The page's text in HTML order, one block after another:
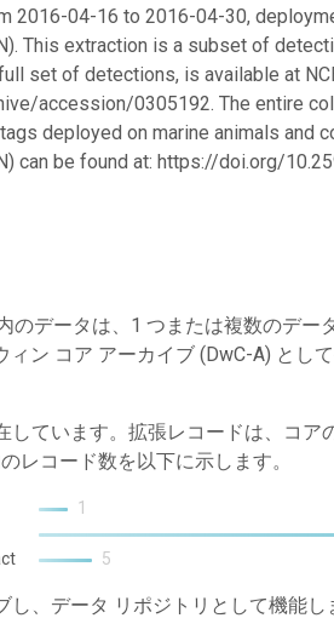
2016-04-16 to 2016-04-30,
This extraction is a subset of
set of detections, is available at
accession/0305192. The entire
deployed on marine animals and
can be found at: https://doi.org/
のデータは、1 つまたは複数のデ
ン コア アーカイブ (DwC-A) とし
しています。拡張レコードは、コ
レコード数を以下に示します。
1
5
し、データ リポジトリとして機能し